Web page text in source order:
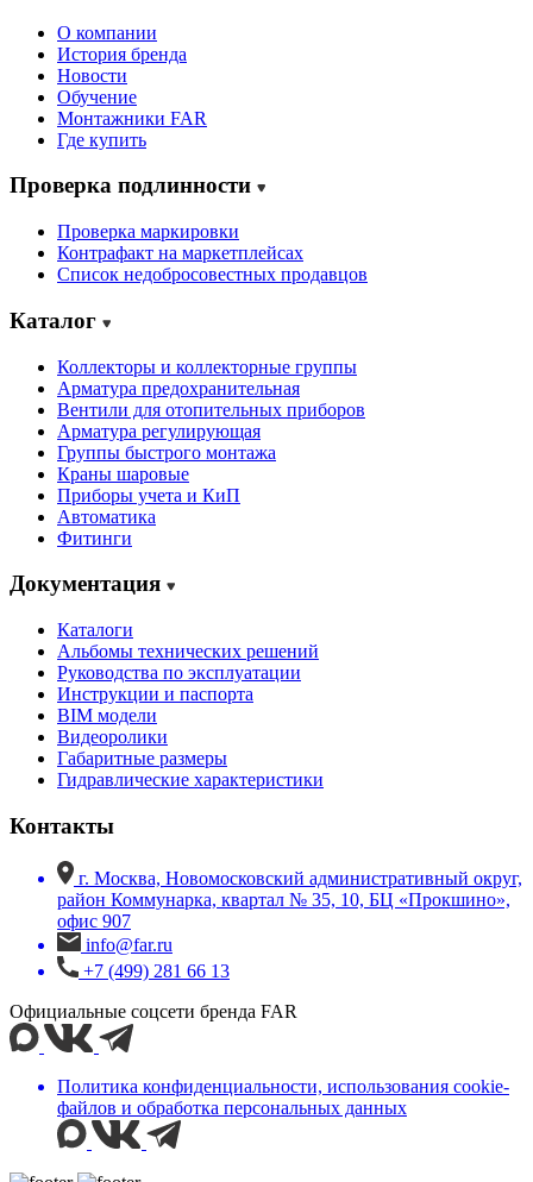
О компании
История бренда
Новости
Обучение
Монтажники FAR
Где купить
Проверка подлинности
Проверка маркировки
Контрафакт на маркетплейсах
Cписок недобросовестных продавцов
Каталог
Коллекторы и коллекторные группы
Арматура предохранительная
Вентили для отопительных приборов
Арматура регулирующая
Группы быстрого монтажа
Краны шаровые
Приборы учета и КиП
Автоматика
Фитинги
Документация
Каталоги
Альбомы технических решений
Руководства по эксплуатации
Инструкции и паспорта
BIM модели
Видеоролики
Габаритные размеры
Гидравлические характеристики
Контакты
г. Москва, Новомосковский административный округ,
район Коммунарка, квартал № 35, 10, БЦ «Прокшино»,
офис 907
info@far.ru
+7 (499) 281 66 13
Официальные соцсети бренда FAR
Политика конфиденциальности, использования сookie-
файлов и обработка персональных данных